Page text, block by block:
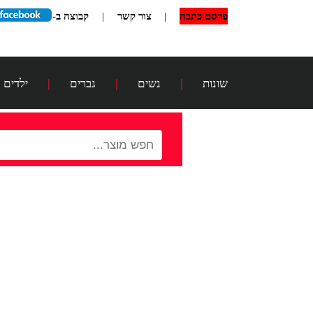
פרסם כתבה | צור קשר | קבוצה ב-
שונות נשים גברים ילדים